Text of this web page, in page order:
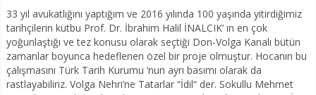
33 yıl avukatlığını yaptığım ve 2016 yılında 100 yaşında yitirdiğimiz
tarihçilerin kutbu Prof. Dr. İbrahim Halil İNALCIK’ ın en çok
yoğunlaştığı ve tez konusu olarak seçtiği Don-Volga Kanalı bütün
zamanlar boyunca hedeflenen özel bir proje olmuştur. Hocanın bu
çalışmasını Türk Tarih Kurumu ‘nun ayrı basımı olarak da
rastlayabiliriz. Volga Nehri’ne Tatarlar “İdil“ der. Sokullu Mehmet